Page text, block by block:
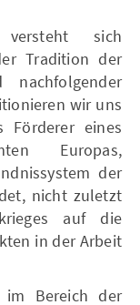
versteht sich
Tradition der
wir uns
eines
Europas,
der
nicht zuletzt
auf die
in der Arbeit
Bereich der